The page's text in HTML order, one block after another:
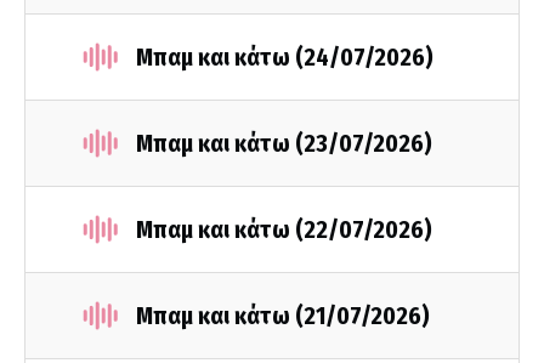
Μπαμ και κάτω (24/07/2026)
Μπαμ και κάτω (23/07/2026)
Μπαμ και κάτω (22/07/2026)
Μπαμ και κάτω (21/07/2026)